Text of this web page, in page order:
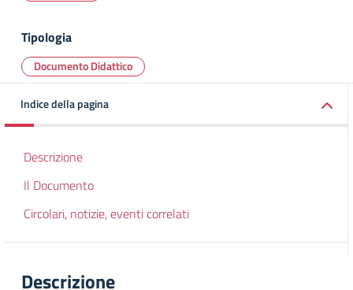
Tipologia
Documento Didattico
Indice della pagina
Descrizione
Il Documento
Circolari, notizie, eventi correlati
Descrizione